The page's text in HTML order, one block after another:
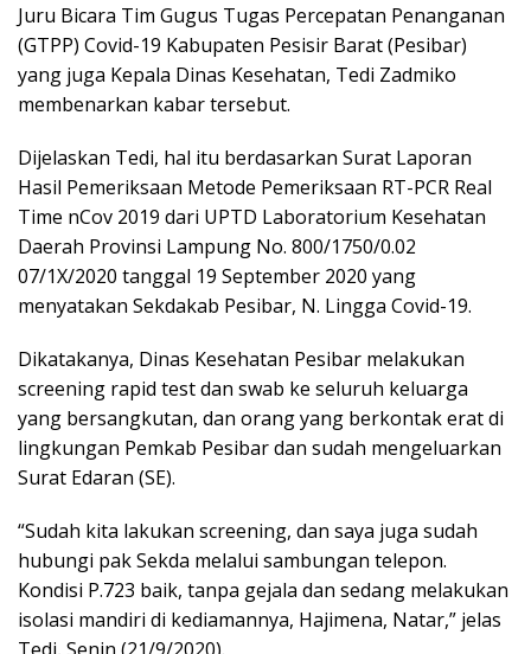
Juru Bicara Tim Gugus Tugas Percepatan Penanganan
(GTPP) Covid-19 Kabupaten Pesisir Barat (Pesibar)
yang juga Kepala Dinas Kesehatan, Tedi Zadmiko
membenarkan kabar tersebut.
Dijelaskan Tedi, hal itu berdasarkan Surat Laporan
Hasil Pemeriksaan Metode Pemeriksaan RT-PCR Real
Time nCov 2019 dari UPTD Laboratorium Kesehatan
Daerah Provinsi Lampung No. 800/1750/0.02
07/1X/2020 tanggal 19 September 2020 yang
menyatakan Sekdakab Pesibar, N. Lingga Covid-19.
Dikatakanya, Dinas Kesehatan Pesibar melakukan
screening rapid test dan swab ke seluruh keluarga
yang bersangkutan, dan orang yang berkontak erat di
lingkungan Pemkab Pesibar dan sudah mengeluarkan
Surat Edaran (SE).
“Sudah kita lakukan screening, dan saya juga sudah
hubungi pak Sekda melalui sambungan telepon.
Kondisi P.723 baik, tanpa gejala dan sedang melakukan
isolasi mandiri di kediamannya, Hajimena, Natar,” jelas